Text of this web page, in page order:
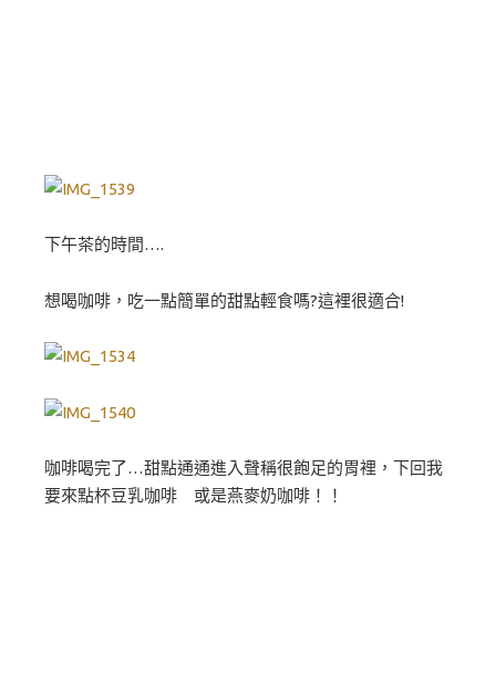
下午茶的時間….
想喝咖啡，吃一點簡單的甜點輕食嗎?這裡很適合!
咖啡喝完了…甜點通通進入聲稱很飽足的胃裡，下回我
要來點杯豆乳咖啡 或是燕麥奶咖啡！！